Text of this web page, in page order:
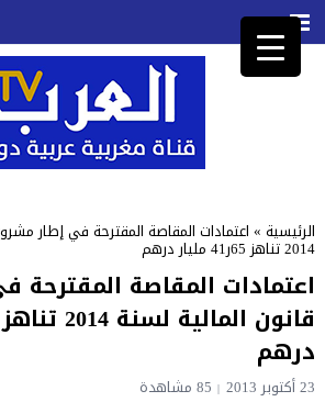
الرئيسية» اعتمادات المقاصة المقترحة في إطار
2014 تناهز 65ر41 مليار درهم
اعتمادات المقاصة المقترحة
درهم
23 أكتوبر 2013 85مشاهدة